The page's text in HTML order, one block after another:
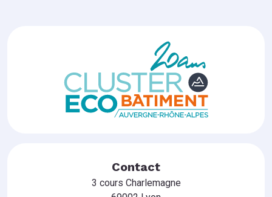
Contact
3 cours Charlemagne